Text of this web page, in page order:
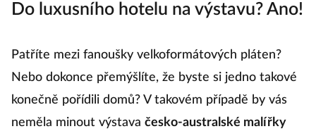
Do luxusního hotelu na výstavu? Ano!
Patříte mezi fanoušky velkoformátových pláten?
Nebo dokonce přemýšlíte, že byste si jedno takové
konečně pořídili domů? V takovém případě by vás
neměla minout výstava česko-australské malířky